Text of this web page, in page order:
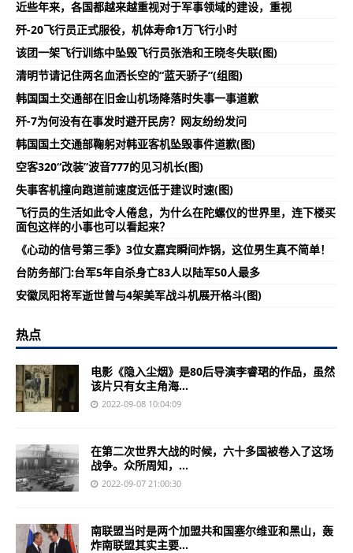
近些年来，各国都越来越重视对于军事领域的建设，重视
歼-20飞行员正式服役，机体寿命1万飞行小时
该团一架飞行训练中坠毁飞行员张浩和王晓冬失联(图)
清明节请记住两名血洒长空的“蓝天骄子”(组图)
韩国国土交通部在旧金山机场降落时失事一事道歉
歼-7为何没有在事发时避开民房？网友纷纷发问
韩国国土交通部鞠躬对韩亚客机坠毁事件道歉(图)
空客320“改装”波音777的见习机长(图)
失事客机撞向跑道前速度远低于建议时速(图)
飞行员的生活如此令人倦怠，为什么在陀螺仪的世界里，连下楼买
面包这样的小事也可以看起来？
《心动的信号第三季》3位女嘉宾瞬间炸锅，这位男生真不简单！
台防务部门:台军5年自杀身亡83人以陆军50人最多
安徽凤阳将军逝世曾与4架美军战斗机展开格斗(图)
热点
电影《隐入尘烟》是80后导演李睿珺的作品，虽然
该片只有女主角海...
2022-09-08 10:04:09
在第二次世界大战的时候，六十多国被卷入了这场
战争。众所周知，...
2022-09-07 21:00:30
南联盟当时是两个加盟共和国塞尔维亚和黑山，轰
炸南联盟其实主要...